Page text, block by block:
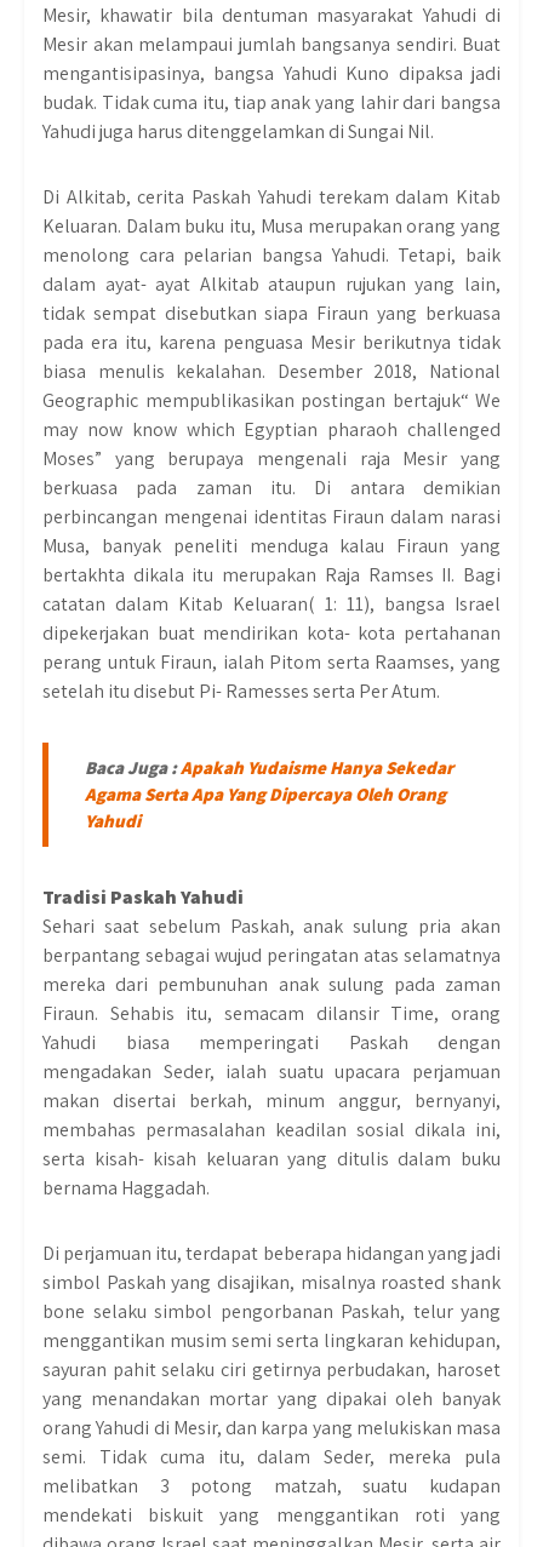
Mesir, khawatir bila dentuman masyarakat Yahudi di
Mesir akan melampaui jumlah bangsanya sendiri. Buat
mengantisipasinya, bangsa Yahudi Kuno dipaksa jadi
budak. Tidak cuma itu, tiap anak yang lahir dari bangsa
Yahudi juga harus ditenggelamkan di Sungai Nil.
Di Alkitab, cerita Paskah Yahudi terekam dalam Kitab
Keluaran. Dalam buku itu, Musa merupakan orang yang
menolong cara pelarian bangsa Yahudi. Tetapi, baik
dalam ayat- ayat Alkitab ataupun rujukan yang lain,
tidak sempat disebutkan siapa Firaun yang berkuasa
pada era itu, karena penguasa Mesir berikutnya tidak
biasa menulis kekalahan. Desember 2018, National
Geographic mempublikasikan postingan bertajuk“ We
may now know which Egyptian pharaoh challenged
Moses” yang berupaya mengenali raja Mesir yang
berkuasa pada zaman itu. Di antara demikian
perbincangan mengenai identitas Firaun dalam narasi
Musa, banyak peneliti menduga kalau Firaun yang
bertakhta dikala itu merupakan Raja Ramses II. Bagi
catatan dalam Kitab Keluaran( 1: 11), bangsa Israel
dipekerjakan buat mendirikan kota- kota pertahanan
perang untuk Firaun, ialah Pitom serta Raamses, yang
setelah itu disebut Pi- Ramesses serta Per Atum.
Baca Juga :Apakah Yudaisme Hanya Sekedar
Agama Serta Apa Yang Dipercaya Oleh Orang
Yahudi
Tradisi Paskah Yahudi
Sehari saat sebelum Paskah, anak sulung pria akan
berpantang sebagai wujud peringatan atas selamatnya
mereka dari pembunuhan anak sulung pada zaman
Firaun. Sehabis itu, semacam dilansir Time, orang
Yahudi biasa memperingati Paskah dengan
mengadakan Seder, ialah suatu upacara perjamuan
makan disertai berkah, minum anggur, bernyanyi,
membahas permasalahan keadilan sosial dikala ini,
serta kisah- kisah keluaran yang ditulis dalam buku
bernama Haggadah.
Di perjamuan itu, terdapat beberapa hidangan yang jadi
simbol Paskah yang disajikan, misalnya roasted shank
bone selaku simbol pengorbanan Paskah, telur yang
menggantikan musim semi serta lingkaran kehidupan,
sayuran pahit selaku ciri getirnya perbudakan, haroset
yang menandakan mortar yang dipakai oleh banyak
orang Yahudi di Mesir, dan karpa yang melukiskan masa
semi. Tidak cuma itu, dalam Seder, mereka pula
melibatkan 3 potong matzah, suatu kudapan
mendekati biskuit yang menggantikan roti yang